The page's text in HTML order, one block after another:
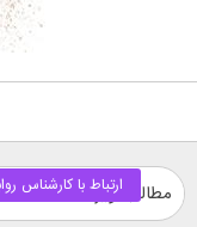
مطالب ویژه